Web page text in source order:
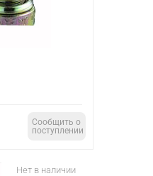
Сообщить о
поступлении
Нет в наличии